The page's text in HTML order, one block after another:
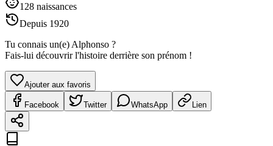
128 naissances
Depuis 1920
Tu connais un(e) Alphonso ?
Fais-lui découvrir l'histoire derrière son prénom !
Ajouter aux favoris
Facebook Twitter WhatsApp Lien